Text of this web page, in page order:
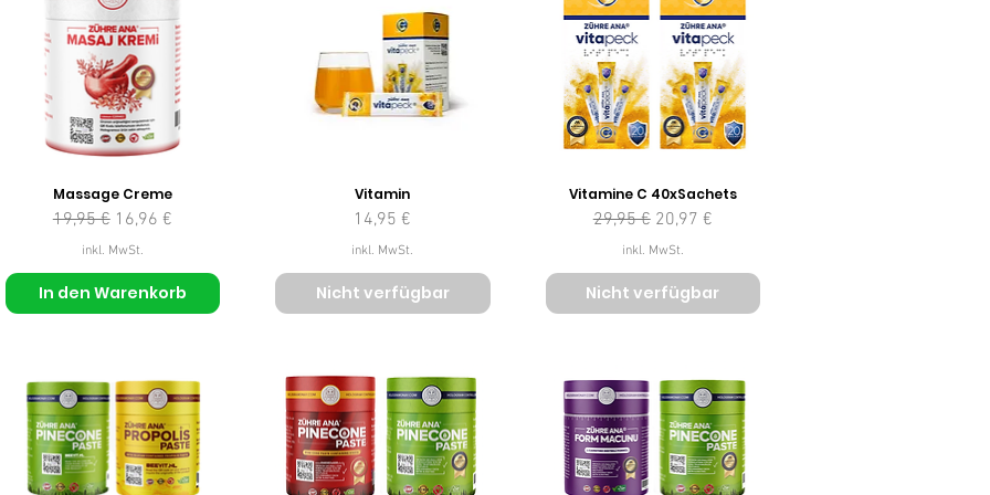
Massage Creme
Standardpreis
19,95 € Sale-Preis
16,96 €
inkl. MwSt.
In den Warenkorb
Vitamin
Preis
14,95 €
inkl. MwSt.
Nicht verfügbar
Vitamine C 40xSachets
Standardpreis
29,95 € Sale-Preis
20,97 €
inkl. MwSt.
Nicht verfügbar